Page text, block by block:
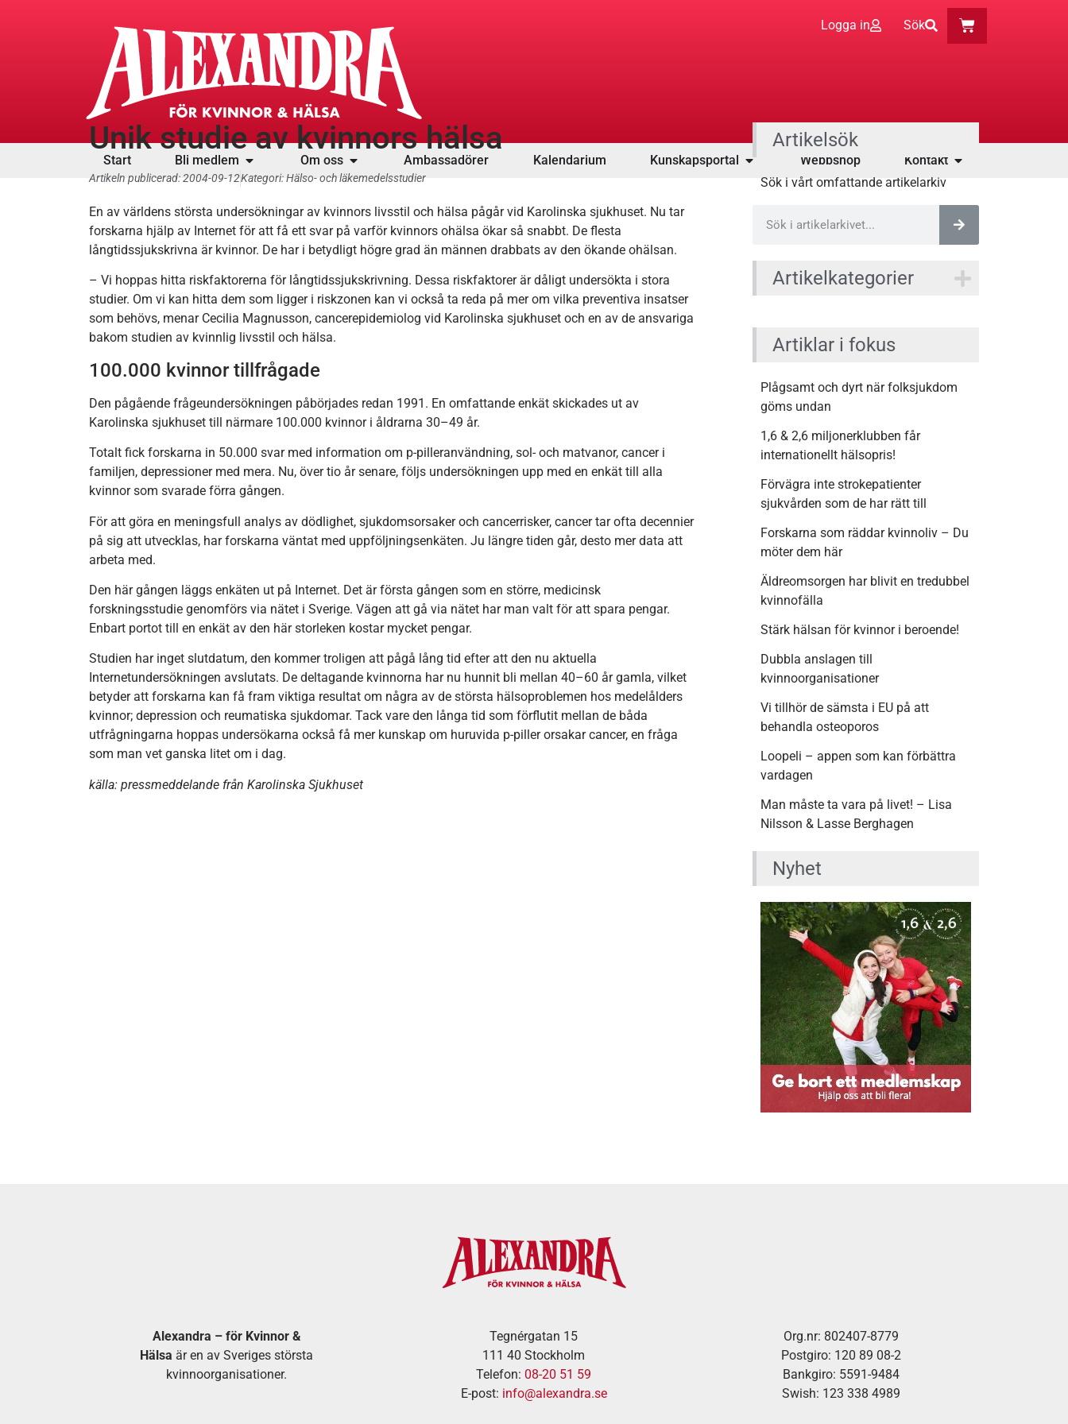
Logga in Sök
Start Bli medlem Om oss Ambassadörer Kalendarium Kunskapsportal Webbshop Kontakt
Unik studie av kvinnors hälsa
Artikeln publicerad:2004-09-12Kategori:Hälso- och läkemedelsstudier
En av världens största undersökningar av kvinnors livsstil och hälsa pågår vid Karolinska sjukhuset. Nu tar
forskarna hjälp av Internet för att få ett svar på varför kvinnors ohälsa ökar så snabbt. De flesta
långtidssjukskrivna är kvinnor. De har i betydligt högre grad än männen drabbats av den ökande ohälsan.
– Vi hoppas hitta riskfaktorerna för långtidssjukskrivning. Dessa riskfaktorer är dåligt undersökta i stora
studier. Om vi kan hitta dem som ligger i riskzonen kan vi också ta reda på mer om vilka preventiva insatser
som behövs, menar Cecilia Magnusson, cancerepidemiolog vid Karolinska sjukhuset och en av de ansvariga
bakom studien av kvinnlig livsstil och hälsa.
100.000 kvinnor tillfrågade
Den pågående frågeundersökningen påbörjades redan 1991. En omfattande enkät skickades ut av
Karolinska sjukhuset till närmare 100.000 kvinnor i åldrarna 30–49 år.
Totalt fick forskarna in 50.000 svar med information om p-pilleranvändning, sol- och matvanor, cancer i
familjen, depressioner med mera. Nu, över tio år senare, följs undersökningen upp med en enkät till alla
kvinnor som svarade förra gången.
För att göra en meningsfull analys av dödlighet, sjukdomsorsaker och cancerrisker, cancer tar ofta decennier
på sig att utvecklas, har forskarna väntat med uppföljningsenkäten. Ju längre tiden går, desto mer data att
arbeta med.
Den här gången läggs enkäten ut på Internet. Det är första gången som en större, medicinsk
forskningsstudie genomförs via nätet i Sverige. Vägen att gå via nätet har man valt för att spara pengar.
Enbart portot till en enkät av den här storleken kostar mycket pengar.
Studien har inget slutdatum, den kommer troligen att pågå lång tid efter att den nu aktuella
Internetundersökningen avslutats. De deltagande kvinnorna har nu hunnit bli mellan 40–60 år gamla, vilket
betyder att forskarna kan få fram viktiga resultat om några av de största hälsoproblemen hos medelålders
kvinnor; depression och reumatiska sjukdomar. Tack vare den långa tid som förflutit mellan de båda
utfrågningarna hoppas undersökarna också få mer kunskap om huruvida p-piller orsakar cancer, en fråga
som man vet ganska litet om i dag.
källa: pressmeddelande från Karolinska Sjukhuset
Artikelsök
Sök i vårt omfattande artikelarkiv
Artikelkategorier
Artiklar i fokus
Plågsamt och dyrt när folksjukdom
göms undan
1,6 & 2,6 miljonerklubben får
internationellt hälsopris!
Förvägra inte strokepatienter
sjukvården som de har rätt till
Forskarna som räddar kvinnoliv – Du
möter dem här
Äldreomsorgen har blivit en tredubbel
kvinnofälla
Stärk hälsan för kvinnor i beroende!
Dubbla anslagen till
kvinnoorganisationer
Vi tillhör de sämsta i EU på att
behandla osteoporos
Loopeli – appen som kan förbättra
vardagen
Man måste ta vara på livet! – Lisa
Nilsson & Lasse Berghagen
Nyhet
Alexandra – för Kvinnor &
Hälsa är en av Sveriges största
kvinnoorganisationer.
Tegnérgatan 15
111 40 Stockholm
Telefon: 08-20 51 59
E-post: info@alexandra.se
Org.nr: 802407-8779
Postgiro: 120 89 08-2
Bankgiro: 5591-9484
Swish: 123 338 4989